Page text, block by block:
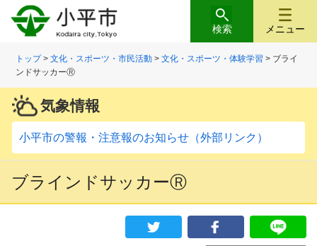
メニュー
検索
トップ>文化・スポーツ・市民活動 >文化・スポーツ・体験学習 > ブライ
ンドサッカーⓇ
気象情報
小平市の警報・注意報のお知らせ（外部リンク）
ブラインドサッカーⓇ